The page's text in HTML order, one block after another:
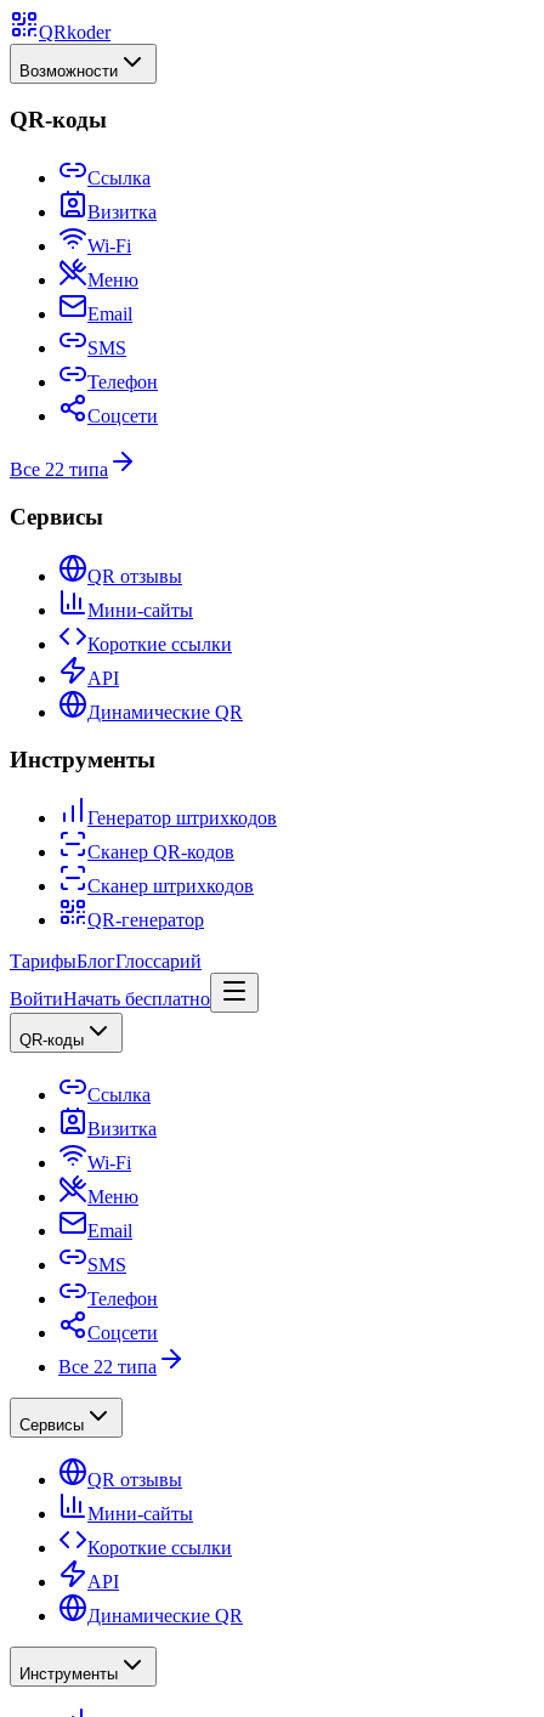
QRkoder
Возможности
QR-коды
Ссылка
Визитка
Wi-Fi
Меню
Email
SMS
Телефон
Соцсети
Все 22 типа
Сервисы
QR отзывы
Мини-сайты
Короткие ссылки
API
Динамические QR
Инструменты
Генератор штрихкодов
Сканер QR-кодов
Сканер штрихкодов
QR-генератор
ТарифыБлогГлоссарий
ВойтиНачать бесплатно
QR-коды
Ссылка
Визитка
Wi-Fi
Меню
Email
SMS
Телефон
Соцсети
Все 22 типа
Сервисы
QR отзывы
Мини-сайты
Короткие ссылки
API
Динамические QR
Инструменты